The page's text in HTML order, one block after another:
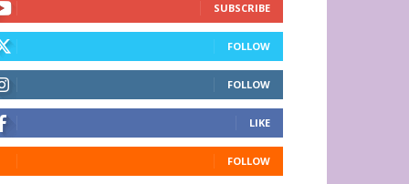
SUBSCRIBE
FOLLOW
FOLLOW
LIKE
FOLLOW